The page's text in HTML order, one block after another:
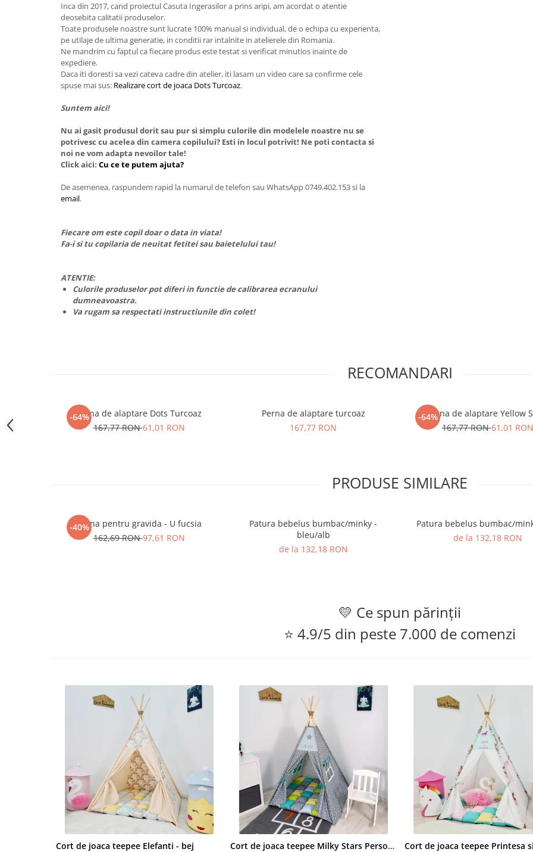
Inca din 2017, cand proiectul Casuta Ingerasilor a prins aripi, am acordat o atentie
deosebita calitatii produselor.
Toate produsele noastre sunt lucrate 100% manual si individual, de o echipa cu experienta,
pe utilaje de ultima generatie, in conditii rar intalnite in atelierele din Romania.
Ne mandrim cu faptul ca fiecare produs este testat si verificat minutios inainte de
expediere.
Daca iti doresti sa vezi cateva cadre din atelier, iti lasam un video care sa confirme cele
spuse mai sus: Realizare cort de joaca Dots Turcoaz.
Suntem aici!
Nu ai gasit produsul dorit sau pur si simplu culorile din modelele noastre nu se
potrivesc cu acelea din camera copilului? Esti in locul potrivit! Ne poti contacta si
noi ne vom adapta nevoilor tale!
Click aici: Cu ce te putem ajuta?
De asemenea, raspundem rapid la numarul de telefon sau WhatsApp 0749.402.153 si la
email.
Fiecare om este copil doar o data in viata!
Fa-i si tu copilaria de neuitat fetitei sau baietelului tau!
ATENTIE:
Culorile produselor pot diferi in functie de calibrarea ecranului
dumneavoastra.
Va rugam sa respectati instructiunile din colet!
RECOMANDARI
-64%
Perna de alaptare Dots Turcoaz
167,77 RON61,01 RON
Perna de alaptare turcoaz
167,77 RON
-64%Perna de alaptare Yellow
167,77 RON61,01 RON
PRODUSE SIMILARE
-40%
Perna pentru gravida - U fucsia
162,69 RON97,61 RON
Patura bebelus bumbac/minky -
bleu/alb
de la 132,18 RON
Patura bebelus bumbac/
de la 132,18 RON
💛 Ce spun părinții
⭐ 4.9/5 din peste 7.000 de comenzi
Cort de joaca teepee Elefanti - bej Cort de joaca teepee Milky Stars Personalizat